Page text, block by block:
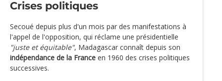
Crises politiques
Secoué depuis plus d'un mois par des manifestations à
l'appel de l'opposition, qui réclame une présidentielle
"juste et équitable", Madagascar connaît depuis son
indépendance de la France en 1960 des crises politiques
successives.